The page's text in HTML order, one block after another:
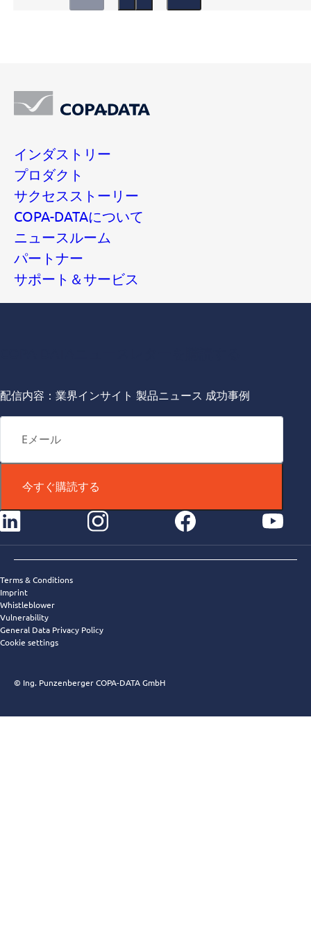
インダストリー
プロダクト
サクセスストーリー
COPA-DATAについて
ニュースルーム
パートナー
サポート＆サービス
配信内容：業界インサイト 製品ニュース 成功事例
今すぐ購読する
facebook youtube
Terms & Conditions
Imprint
Whistleblower
Vulnerability
General Data Privacy Policy
Cookie settings
© Ing. Punzenberger COPA-DATA GmbH